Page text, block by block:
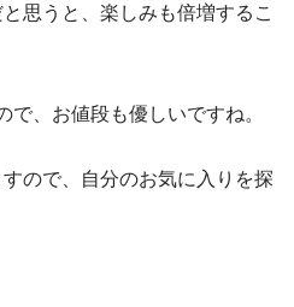
思うと、楽しみも倍増するこ
で、お値段も優しいですね。
ので、自分のお気に入りを探